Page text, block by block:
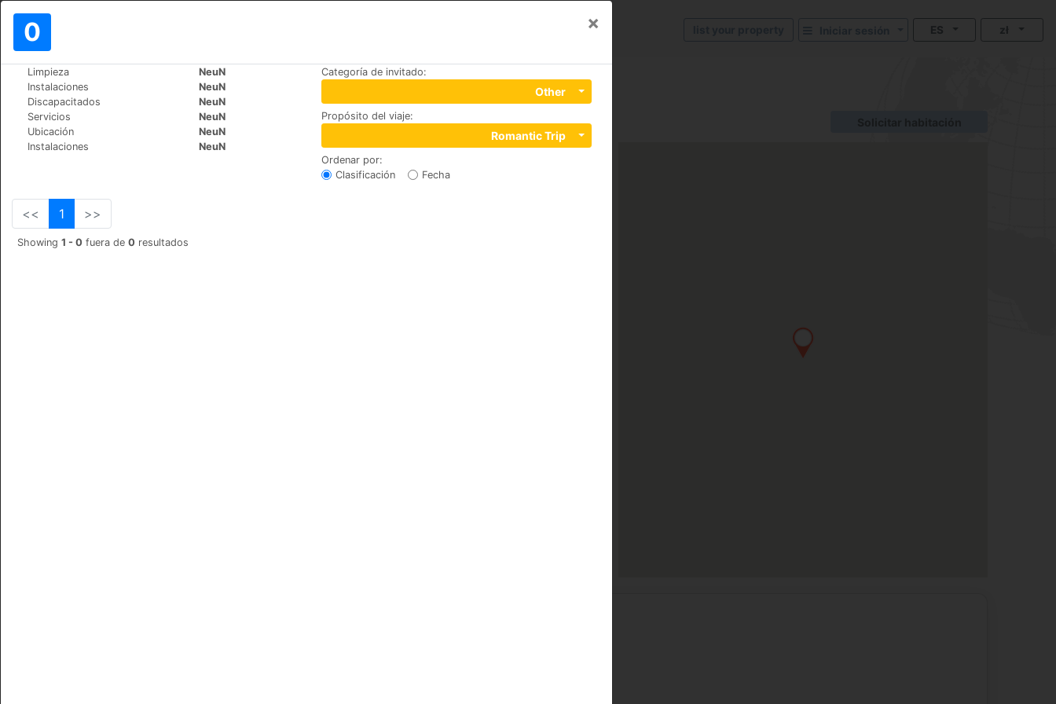
0 ×
Limpieza
NeuN
Instalaciones
NeuN
Discapacitados
NeuN
Servicios
NeuN
Ubicación
NeuN
Instalaciones
NeuN
Categoría de invitado:
Other
Propósito del viaje:
Romantic Trip
Ordenar por:
Clasificación
Fecha
<< 1 >>
Showing 1 - 0 fuera de 0 resultados
ES zł
Mundo Cruz-de-Tejeda
Hotel Rural El Refugio
Calle Cruz de Tejeda S/N, 35328